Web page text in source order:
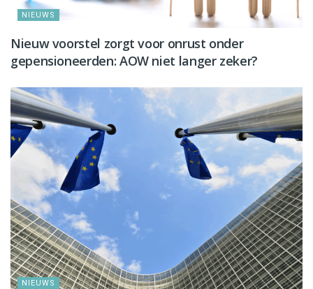
NIEUWS
Nieuw voorstel zorgt voor onrust onder
gepensioneerden: AOW niet langer zeker?
NIEUWS